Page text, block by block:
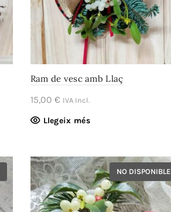
Ram de vesc amb Llaç
15,00 € IVA Incl.
Llegeix més
NO DISPONIBLE